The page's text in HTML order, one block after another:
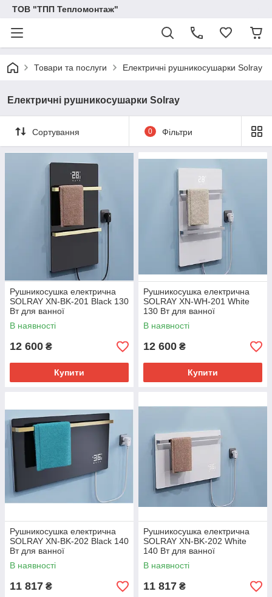
ТОВ "ТПП Тепломонтаж"
Товари та послуги Електричні рушникосушарки Solray
Електричні рушникосушарки Solray
Сортування 0 Фільтри
Рушникосушка електрична
SOLRAY XN-BK-201 Black 130
Вт для ванної
В наявності
12 600 ₴
Купити
Рушникосушка електрична
SOLRAY XN-WH-201 White
130 Вт для ванної
В наявності
12 600 ₴
Купити
Рушникосушка електрична
SOLRAY XN-BK-202 Black 140
Вт для ванної
В наявності
11 817 ₴
Рушникосушка електрична
SOLRAY XN-BK-202 White
140 Вт для ванної
В наявності
11 817 ₴